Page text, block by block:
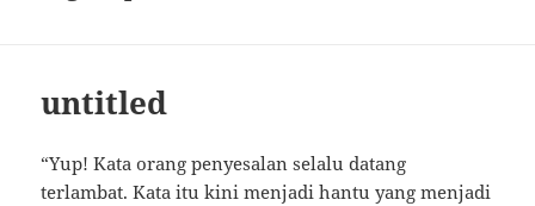
untitled
“Yup! Kata orang penyesalan selalu datang
terlambat. Kata itu kini menjadi hantu yang menjadi